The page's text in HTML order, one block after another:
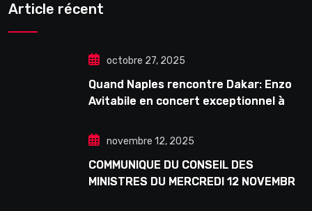
Article récent
octobre 27, 2025
Quand Naples rencontre Dakar: Enzo
Avitabile en concert exceptionnel à
novembre 12, 2025
COMMUNIQUE DU CONSEIL DES
MINISTRES DU MERCREDI 12 NOVEMBRE